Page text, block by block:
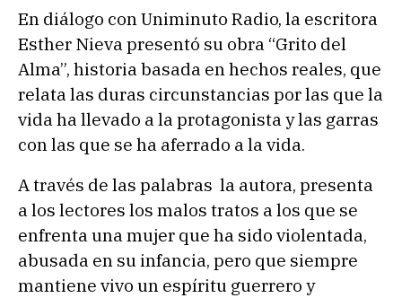
En diálogo con Uniminuto Radio, la escritora
Esther Nieva presentó su obra “Grito del
Alma”, historia basada en hechos reales, que
relata las duras circunstancias por las que la
vida ha llevado a la protagonista y las garras
con las que se ha aferrado a la vida.
A través de las palabras la autora, presenta
a los lectores los malos tratos a los que se
enfrenta una mujer que ha sido violentada,
abusada en su infancia, pero que siempre
mantiene vivo un espíritu guerrero y